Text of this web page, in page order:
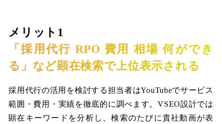
メリット1
「採用代行 RPO 費用 相場 何ができ
る」など顕在検索で上位表示される
採用代行の活用を検討する担当者はYouTubeでサービス
範囲・費用・実績を徹底的に調べます。VSEO設計では
顕在キーワードを分析し、検索のたびに貴社動画が表